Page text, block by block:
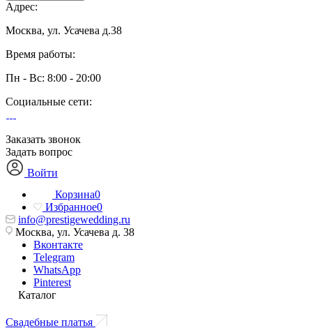
Адрес:
Москва, ул. Усачева д.38
Время работы:
Пн - Вс: 8:00 - 20:00
Социальные сети:
Заказать звонок
Задать вопрос
Войти
Корзина0
Избранное0
info@prestigewedding.ru
Москва, ул. Усачева д. 38
Вконтакте
Telegram
WhatsApp
Pinterest
Каталог
Свадебные платья